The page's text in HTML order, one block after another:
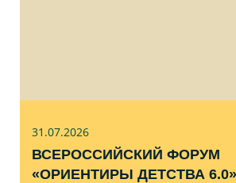
31.07.2026
ВСЕРОССИЙСКИЙ ФОРУМ
«ОРИЕНТИРЫ ДЕТСТВА